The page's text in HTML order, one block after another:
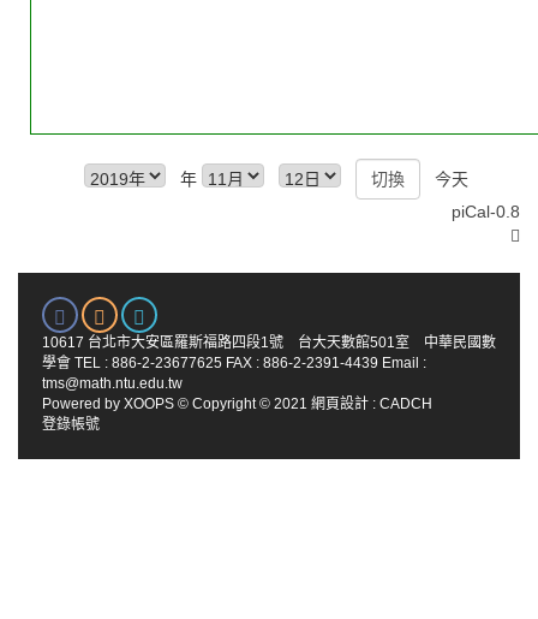
年
今天
piCal-0.8
10617 台北市大安區羅斯福路四段1號 台大天數館501室 中華民國數
學會 TEL : 886-2-23677625 FAX : 886-2-2391-4439 Email :
tms@math.ntu.edu.tw
Powered by XOOPS © Copyright © 2021 網頁設計 : CADCH
登錄帳號